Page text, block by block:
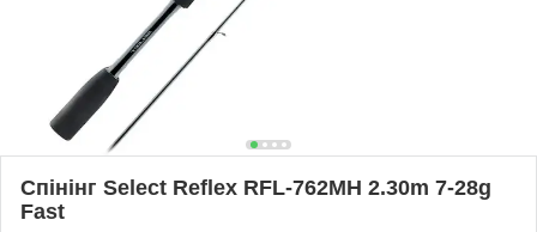
Спінінг Select Reflex RFL-762MH 2.30m 7-28g
Fast